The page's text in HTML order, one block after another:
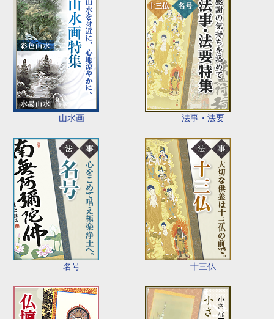
山水画 法事・法要
名号 十三仏